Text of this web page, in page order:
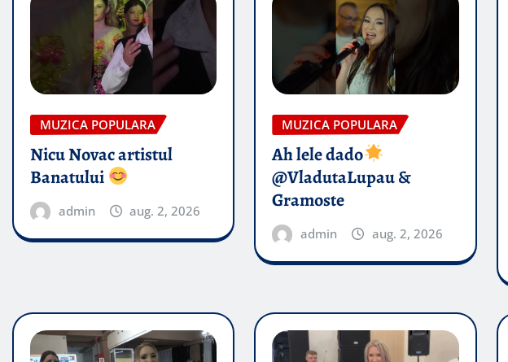
MUZICA POPULARA
Nicu Novac artistul
Banatului
admin aug. 2, 2026
MUZICA POPULARA
Ah lele dado​
@VladutaLupau &
Gramoste
admin aug. 2, 2026